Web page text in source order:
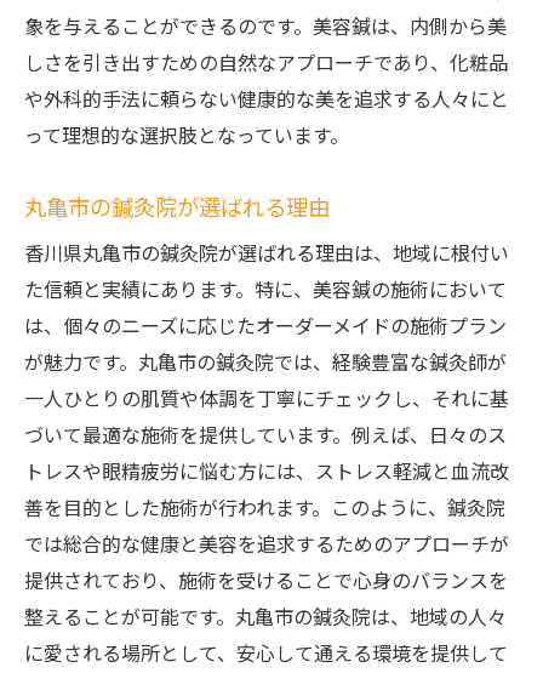
香川県の美容鍼で目の疲れを解消する
美容鍼で得られる目元の輝きとは
丸亀市の鍼灸院で実感する変化
鍼灸院で体感する目元ケアの新常識
鍼灸で実現する新しい美容法の魅力
香川県で人気の美容鍼の秘密
美容鍼で肌のトーンを整える方法
鍼灸院で試したい新美容法
丸亀市の鍼灸院で得られる新体験
鍼灸と美容の関係を探る
眼精疲労に効く丸亀市の美容鍼
眼精疲労に特化した美容鍼の実力
丸亀市で注目の美容鍼を試す
鍼灸院の施術で目元をリフレッシュ
香川県の美容鍼で目の疲れを軽減
象を与えることができるのです。美容鍼は、内側から美
しさを引き出すための自然なアプローチであり、化粧品
や外科的手法に頼らない健康的な美を追求する人々にと
って理想的な選択肢となっています。
丸亀市の鍼灸院が選ばれる理由
香川県丸亀市の鍼灸院が選ばれる理由は、地域に根付い
た信頼と実績にあります。特に、美容鍼の施術において
は、個々のニーズに応じたオーダーメイドの施術プラン
が魅力です。丸亀市の鍼灸院では、経験豊富な鍼灸師が
一人ひとりの肌質や体調を丁寧にチェックし、それに基
づいて最適な施術を提供しています。例えば、日々のス
トレスや眼精疲労に悩む方には、ストレス軽減と血流改
善を目的とした施術が行われます。このように、鍼灸院
では総合的な健康と美容を追求するためのアプローチが
提供されており、施術を受けることで心身のバランスを
整えることが可能です。丸亀市の鍼灸院は、地域の人々
に愛される場所として、安心して通える環境を提供して